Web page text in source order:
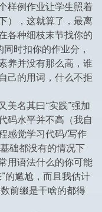
样例作业让学生照着
），这就算了，最离
各种细枝末节找你的
时扣你的作业分，
养并没有那么高，谁
己的用词，什么不拒
美名其曰“实践”强加
码水平并不高（我自
感觉学习代码/写作
础都没有的情况下
用语法什么的你可能
的尴尬，而且我估计
前缀是干啥的都得